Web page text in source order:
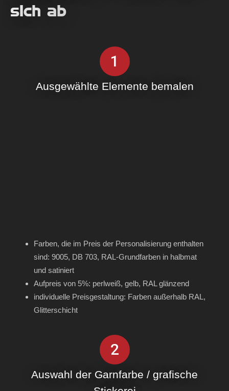
sich ab
1
Ausgewählte Elemente bemalen
Farben, die im Preis der Personalisierung enthalten
sind: 9005, DB 703, RAL-Grundfarben in halbmat
und satiniert
Aufpreis von 5%: perlweiß, gelb, RAL glänzend
individuelle Preisgestaltung: Farben außerhalb RAL,
Glitterschicht
2
Auswahl der Garnfarbe / grafische